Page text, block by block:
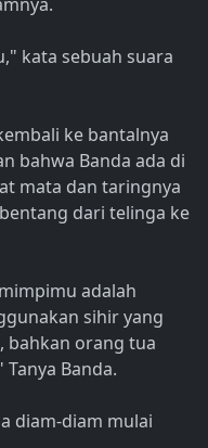
kata sebuah suara
ke bantalnya
bahwa Banda ada di
mata dan taringnya
dari telinga ke
adalah
sihir yang
bahkan orang tua
Banda.
diam-diam mulai